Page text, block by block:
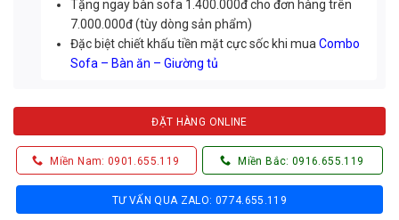
Tặng ngay bàn sofa 1.400.000đ cho đơn hàng trên
7.000.000đ (tùy dòng sản phẩm)
Đặc biệt chiết khấu tiền mặt cực sốc khi muaCombo
Sofa – Bàn ăn – Giường tủ
ĐẶT HÀNG ONLINE
Miền Nam: 0901.655.119 Miền Bắc: 0916.655.119
TƯ VẤN QUA ZALO: 0774.655.119